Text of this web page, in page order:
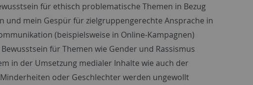
für ethisch problematische Themen in Bezug
und mein Gespür für zielgruppengerechte Ansprache in
(beispielsweise in Online-Kampagnen)
für Themen wie Gender und Rassismus
in der Umsetzung medialer Inhalte wie auch der
oder Geschlechter werden ungewollt